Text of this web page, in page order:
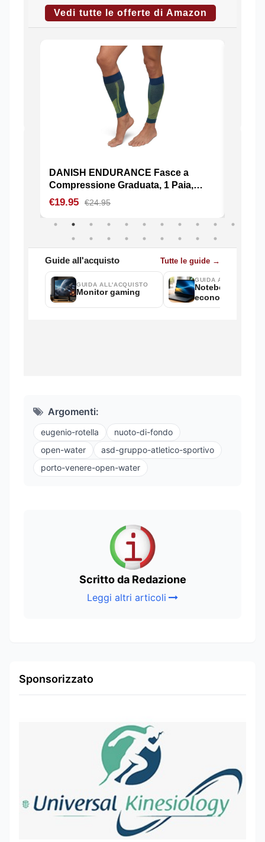
Argomenti:
eugenio-rotella
nuoto-di-fondo
open-water
asd-gruppo-atletico-sportivo
porto-venere-open-water
Scritto da Redazione
Leggi altri articoli
Sponsorizzato